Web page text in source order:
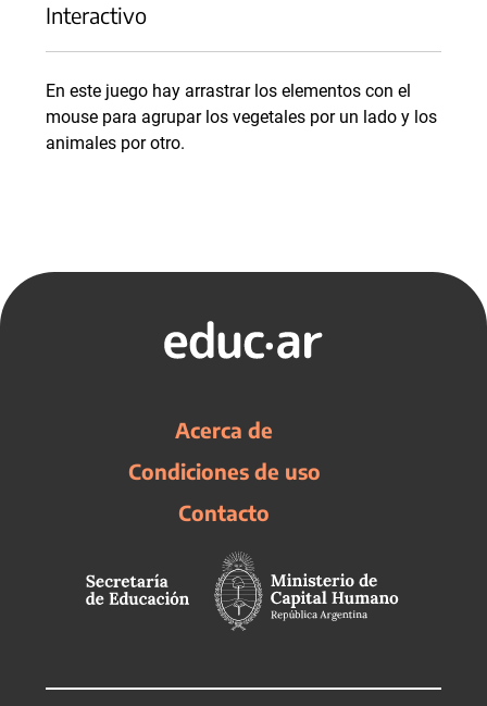
Interactivo
En este juego hay arrastrar los elementos con el
mouse para agrupar los vegetales por un lado y los
animales por otro.
Acerca de
Condiciones de uso
Contacto